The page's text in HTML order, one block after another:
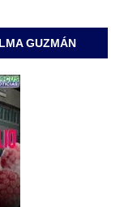
GUZMÁN